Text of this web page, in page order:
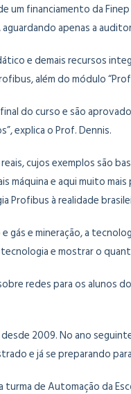
financiamento da
apenas a
e demais recursos
além do módulo
do curso e são
explica o Prof. Dennis.
cujos exemplos são
e aqui muito
à realidade
gás e mineração, a
e mostrar o
redes para os alunos
2009. No ano
e já se preparando
de Automação da